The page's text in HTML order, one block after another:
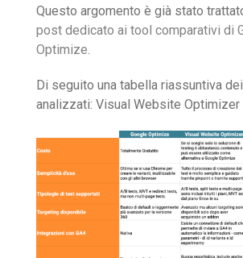
Questo argomento è già stato
post dedicato ai tool comparativi di
Optimize
Di seguito una tabella riassuntiva
analizzati: Visual Website Optimizer